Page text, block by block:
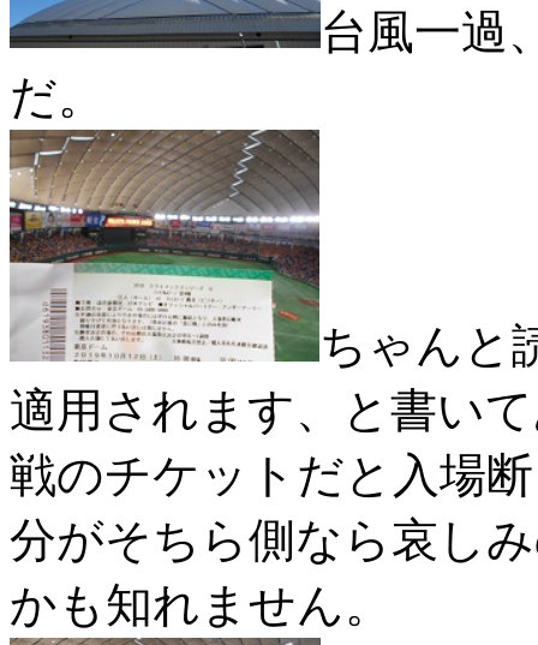
台風一過
だ。
ちゃんと
適用されます、と書い
戦のチケットだと入場
分がそちら側なら哀し
かも知れません。